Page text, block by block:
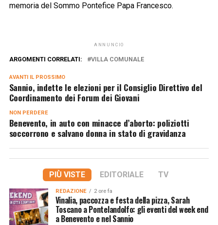
memoria del Sommo Pontefice Papa Francesco.
ANNUNCIO
ARGOMENTI CORRELATI: VILLA COMUNALE
AVANTI IL ​​PROSSIMO
Sannio, indette le elezioni per il Consiglio Direttivo del
Coordinamento dei Forum dei Giovani
NON PERDERE
Benevento, in auto con minacce d’aborto: poliziotti
soccorrono e salvano donna in stato di gravidanza
PIÙ VISTE EDITORIALE TV
REDAZIONE 2 ore fa
Vinalia, paccozza e festa della pizza, Sarah
Toscano a Pontelandolfo: gli eventi del week end
a Benevento e nel Sannio